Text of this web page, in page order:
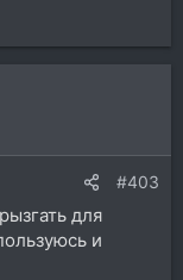
#403
для
и